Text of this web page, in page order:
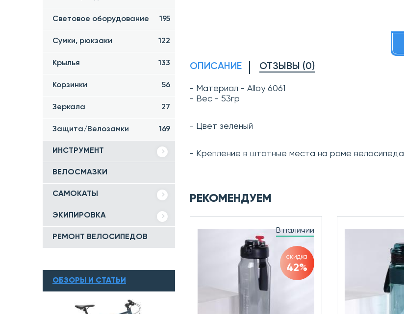
Световое оборудование 195
Сумки, рюкзаки 122
Крылья 133
Корзинки 56
Зеркала 27
Защита/Велозамки 169
ИНСТРУМЕНТ
ВЕЛОСМАЗКИ
САМОКАТЫ
ЭКИПИРОВКА
РЕМОНТ ВЕЛОСИПЕДОВ
ОБЗОРЫ И СТАТЬИ
ОПИСАНИЕ ОТЗЫВЫ (0)
- Материал - Alloy 6061
- Вес - 53гр
- Цвет зеленый
- Крепление в штатные места на раме велосипеда
РЕКОМЕНДУЕМ
В наличии
скидка
42%